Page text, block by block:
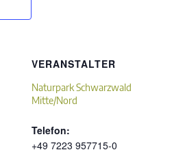
VERANSTALTER
Naturpark Schwarzwald
Mitte/Nord
Telefon:
+49 7223 957715-0